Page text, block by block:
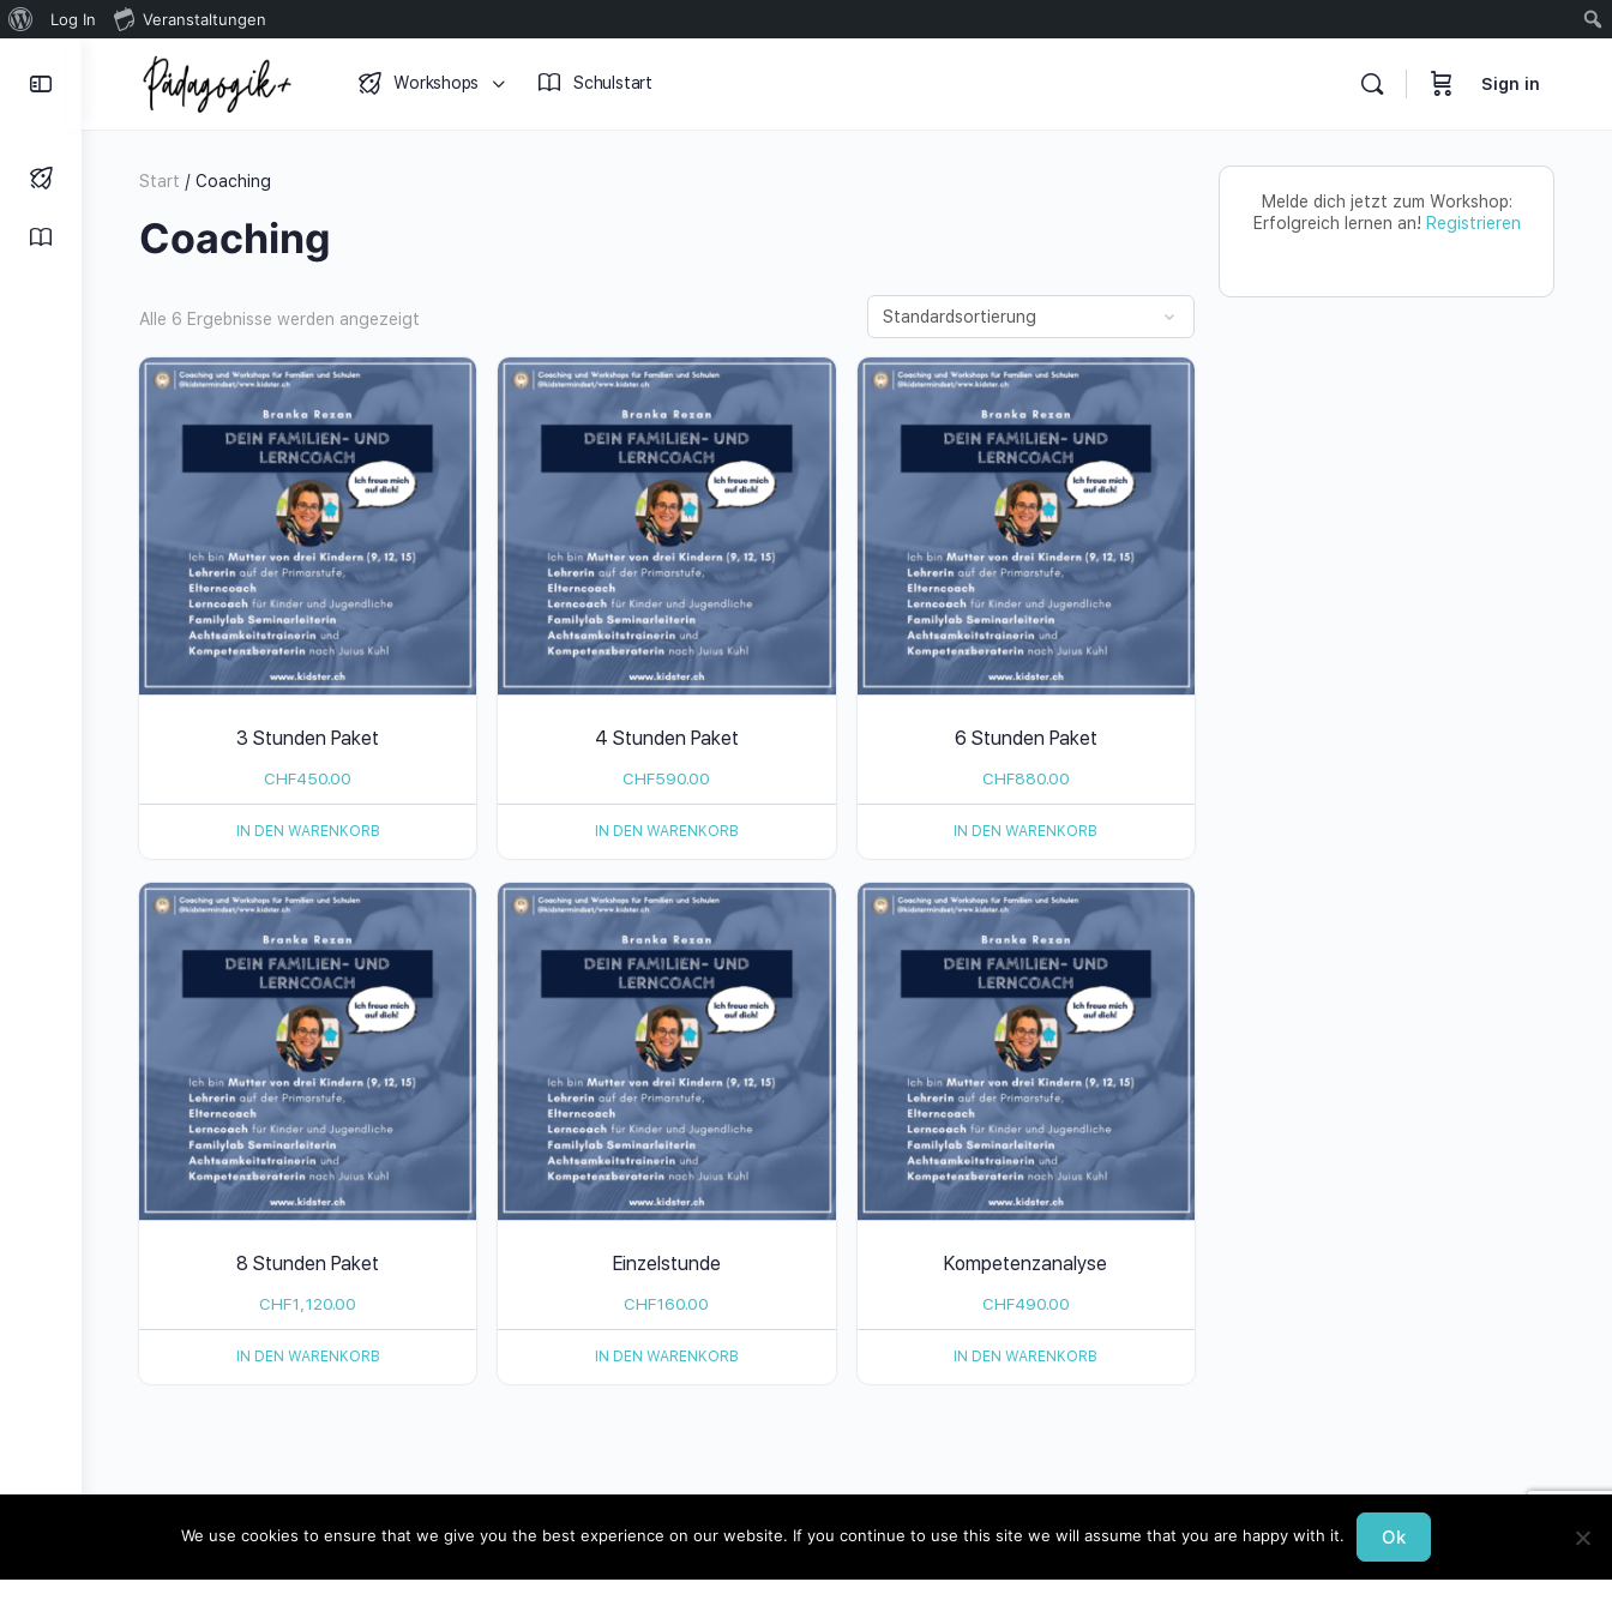
Über
Log In Veranstaltungen
Workshops Schulstart Sign in
Start / Coaching
Coaching
Alle 6 Ergebnisse werden angezeigt
3 Stunden Paket
CHF450.00
IN DEN WARENKORB
4 Stunden Paket
CHF590.00
IN DEN WARENKORB
6 Stunden Paket
CHF880.00
IN DEN WARENKORB
8 Stunden Paket
CHF1,120.00
IN DEN WARENKORB
Einzelstunde
CHF160.00
IN DEN WARENKORB
Kompetenzanalyse
CHF490.00
IN DEN WARENKORB
Melde dich jetzt zum Workshop:
Erfolgreich lernen an! Registrieren
© 2026 - Pädagogik-Plus Datenschutz Impressum
We use cookies to ensure that we give you the best experience on our website. If you continue to use this site we will assume that you are happy with it. Ok